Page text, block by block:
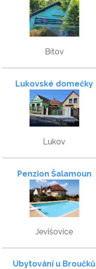
Bítov
Lukovské domečky
Lukov
Penzion Šalamoun
Jevišovice
Ubytování u Broučků